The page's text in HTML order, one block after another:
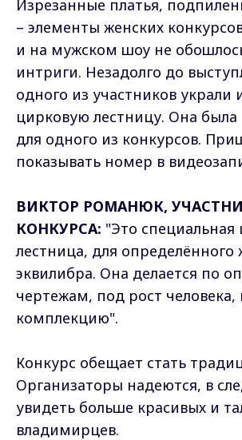
Изрезанные платья,
– элементы женских
и на мужском шоу не
интриги. Незадолго до
одного из участников
цирковую лестницу. Она
для одного из конкурсов.
показывать номер в
ВИКТОР РОМАНЮК,
КОНКУРСА: "Это специальная
лестница, для определённого
эквилибра. Она делается по
чертежам, под рост человека,
комплекцию".
Конкурс обещает стать
Организаторы надеются, в
увидеть больше красивых и
владимирцев.